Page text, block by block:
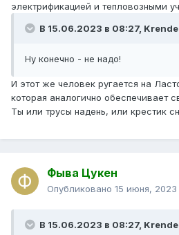
электрификацией и тепловозными
В 15.06.2023 в 08:27,
Ну конечно - не надо!
И этот же человек ругается на
которая аналогично обеспечивает
Ты или трусы надень, или крестик
Фыва Цукен
Опубликовано 15 июня, 2023
В 15.06.2023 в 08:27,